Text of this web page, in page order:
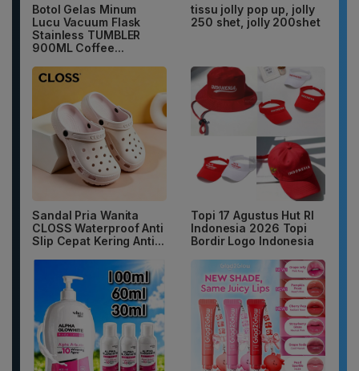
Botol Gelas Minum
Lucu Vacuum Flask
Stainless TUMBLER
900ML Coffee...
tissu jolly pop up, jolly
250 shet, jolly 200shet
Sandal Pria Wanita
CLOSS Waterproof Anti
Slip Cepat Kering Anti...
Topi 17 Agustus Hut RI
Indonesia 2026 Topi
Bordir Logo Indonesia